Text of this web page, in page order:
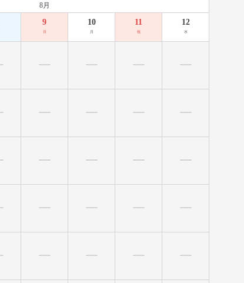
8月
9
日
10
月
11
祝
12
水